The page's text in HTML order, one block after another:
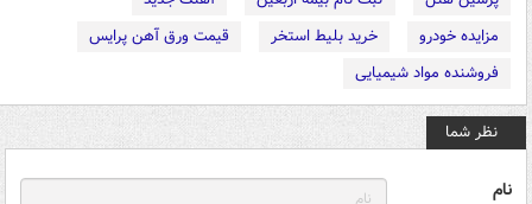
مزایده خودرو
خرید بلیط استخر
قیمت ورق آهن پرایس
فروشنده مواد شیمیایی
نظر شما
نام